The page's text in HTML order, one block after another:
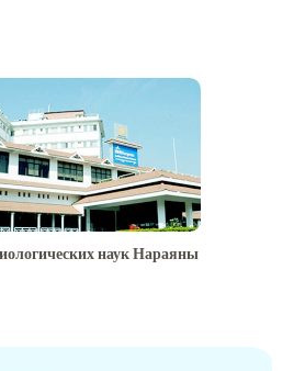
наук Нараяны